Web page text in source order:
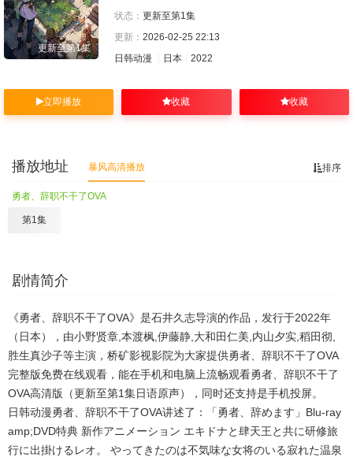
更新至第1集
状态： 更新至第1集
更新： 2026-02-25 22:13
日韩动漫
日本 2022
立即播放 收藏 收藏
排序
播放地址 暴风高清播放
勇者、辞职不干了OVA
第1集
剧情简介
《勇者、辞职不干了OVA》是石井久志导演的作品，发行于2022年
（日本），由小野贤章,本渡枫,伊藤静,大和田仁美,内山夕实,稻田彻,
胜生真沙子等主演，桥矿影视影院为大家提供勇者、辞职不干了OVA
完整版免费在线观看，能在手机和电脑上流畅观看勇者、辞职不干了
OVA高清版（更新至第1集日语原声），同时还支持是手机投屏。
日韩动漫勇者、辞职不干了OVA讲述了：「勇者、辞めます」Blu-ray
amp;DVD特典 新作アニメーション エキドナと肆天王と共に研修旅
行に出掛けるレオ。 やってきたのは不気味な女将のいる寂れた温泉